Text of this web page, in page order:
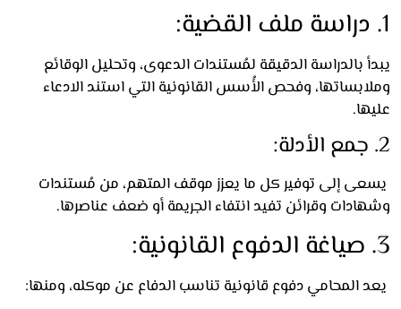
بالدراسة الدقيقة لمُستندات الدعوى، وتحليل الوقائع
وفحص الأُسس القانونية التي استند الادعاء
إلى توفير كل ما يعزز موقف المتهم، من مُستندات
وقرائن تفيد انتفاء الجريمة أو ضعف عناصرها.
المحامي دفوع قانونية تناسب الدفاع عن موكله، ومنها: